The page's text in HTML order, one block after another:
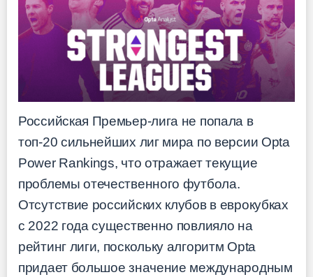
Российская Премьер-лига не попала в
топ-20 сильнейших лиг мира по версии Opta
Power Rankings, что отражает текущие
проблемы отечественного футбола.
Отсутствие российских клубов в еврокубках
с 2022 года существенно повлияло на
рейтинг лиги, поскольку алгоритм Opta
придает большое значение международным